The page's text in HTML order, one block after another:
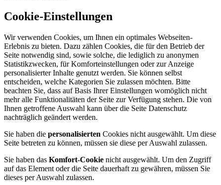
Cookie-Einstellungen
Wir verwenden Cookies, um Ihnen ein optimales Webseiten-
Erlebnis zu bieten. Dazu zählen Cookies, die für den Betrieb der
Seite notwendig sind, sowie solche, die lediglich zu anonymen
Statistikzwecken, für Komforteinstellungen oder zur Anzeige
personalisierter Inhalte genutzt werden. Sie können selbst
entscheiden, welche Kategorien Sie zulassen möchten. Bitte
beachten Sie, dass auf Basis Ihrer Einstellungen womöglich nicht
mehr alle Funktionalitäten der Seite zur Verfügung stehen. Die von
Ihnen getroffene Auswahl kann über die Seite Datenschutz
nachträglich geändert werden.
Sie haben die personalisierten Cookies nicht ausgewählt. Um diese
Seite betreten zu können, müssen sie diese per Auswahl zulassen.
Sie haben das Komfort-Cookie nicht ausgewählt. Um den Zugriff
auf das Element oder die Seite dauerhaft zu gewähren, müssen Sie
dieses per Auswahl zulassen.